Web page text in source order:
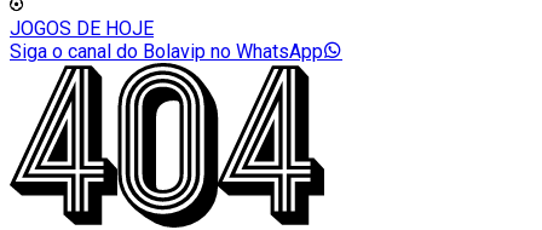
JOGOS DE HOJE
Siga o canal do Bolavip no WhatsApp